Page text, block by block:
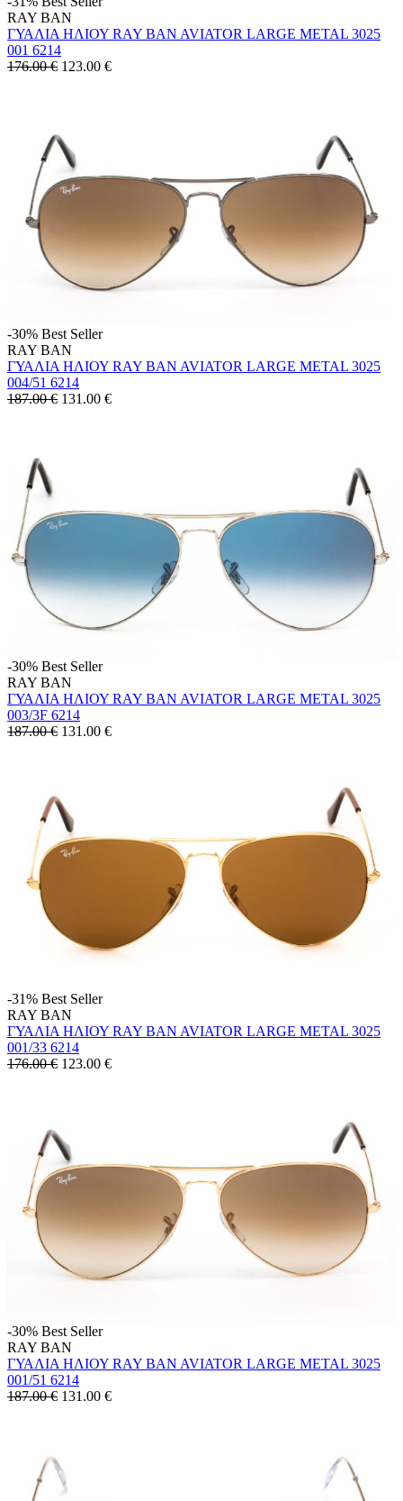
RAY BAN
ΓΥΑΛΙΑ ΗΛΙΟΥ RAY BAN AVIATOR LARGE METAL 3025
001 6214
176.00 € 123.00 €
-30% Best Seller
RAY BAN
ΓΥΑΛΙΑ ΗΛΙΟΥ RAY BAN AVIATOR LARGE METAL 3025
004/51 6214
187.00 € 131.00 €
-30% Best Seller
RAY BAN
ΓΥΑΛΙΑ ΗΛΙΟΥ RAY BAN AVIATOR LARGE METAL 3025
003/3F 6214
187.00 € 131.00 €
-31% Best Seller
RAY BAN
ΓΥΑΛΙΑ ΗΛΙΟΥ RAY BAN AVIATOR LARGE METAL 3025
001/33 6214
176.00 € 123.00 €
-30% Best Seller
RAY BAN
ΓΥΑΛΙΑ ΗΛΙΟΥ RAY BAN AVIATOR LARGE METAL 3025
001/51 6214
187.00 € 131.00 €